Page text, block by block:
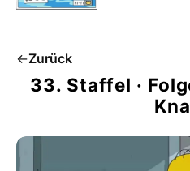
←Zurück
33. Staffel ·